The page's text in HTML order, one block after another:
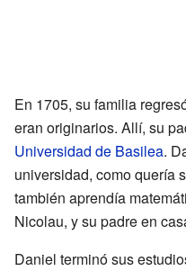
En 1705, su familia
eran originarios. Allí, su
Universidad de Basilea.
universidad, como quería
también aprendía
Nicolau, y su padre en
Daniel terminó sus